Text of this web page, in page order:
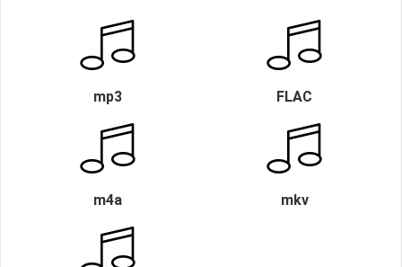
mp3 FLAC
m4a mkv